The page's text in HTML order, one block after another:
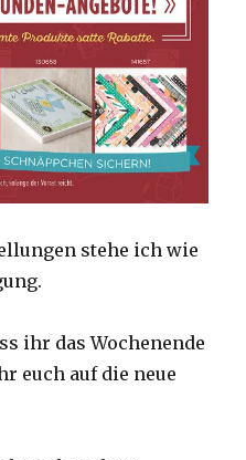
stehe ich wie
ihr das Wochenende
euch auf die neue